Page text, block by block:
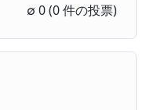
4 Stars
5 Stars
∅ 0(0 件の投票)